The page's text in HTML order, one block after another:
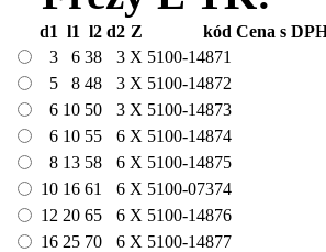
d1 l1 l2 d2 Z kód Cena s
3
6 38 3 X 5100-14871
5
8 48 3 X 5100-14872
6 10 50 3 X 5100-14873
6 10 55 6 X 5100-14874
8 13 58 6 X 5100-14875
10 16 61 6 X 5100-07374
12 20 65 6 X 5100-14876
16 25 70 6 X 5100-14877